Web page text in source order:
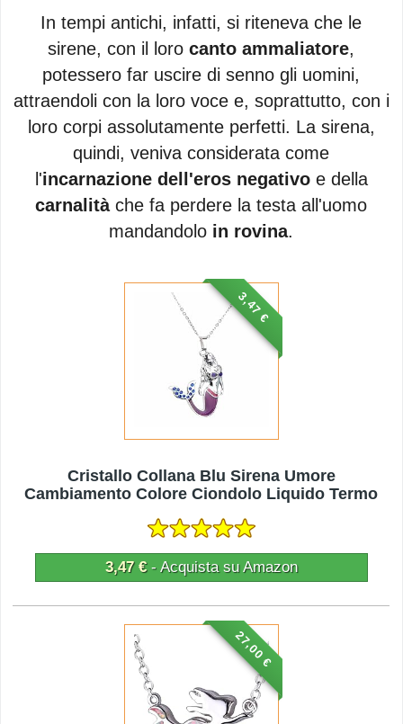
In tempi antichi, infatti, si riteneva che le
sirene, con il lorocanto ammaliatore,
potessero far uscire di senno gli uomini,
attraendoli con la loro voce e, soprattutto, con i
loro corpi assolutamente perfetti. La sirena,
quindi, veniva considerata come
l'incarnazione dell'eros negativoe della
carnalitàche fa perdere la testa all'uomo
mandandolo in rovina.
3,47 €
Cristallo Collana Blu Sirena Umore
Cambiamento Colore Ciondolo Liquido Termo
3,47 €- Acquista su Amazon
27,00 €